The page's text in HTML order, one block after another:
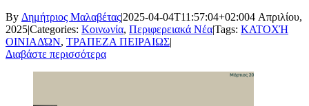
By Δημήτριος Μαλαβέτας|2025-04-04T11:57:04+02:004 Απριλίου,
2025|Categories: Κοινωνία, Περιφερειακά Νέα|Tags: ΚΑΤΟΧΉ
ΟΙΝΙΑΔΏΝ, ΤΡΑΠΕΖΑ ΠΕΙΡΑΙΩΣ|
Διαβάστε περισσότερα